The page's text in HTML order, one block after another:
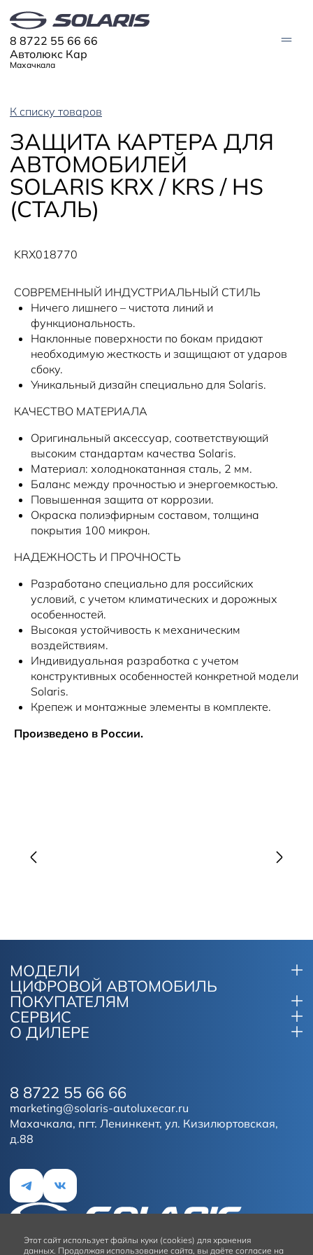
Автолюкс Кар
Махачкала
8 8722 55 66 66
МОДЕЛИ
Solaris HC
Solaris KRX
Solaris KRS
Solaris HS
ЦИФРОВОЙ АВТОМОБИЛЬ
Solaris Страхование
Плати частями
Гарантия
Руководства
Помощь на дорогах
Контакты
Информация о дилере
Новости
К списку товаров
ЗАЩИТА КАРТЕРА ДЛЯ
АВТОМОБИЛЕЙ
SOLARIS KRX / KRS / HS
(СТАЛЬ)
KRX018770
СОВРЕМЕННЫЙ ИНДУСТРИАЛЬНЫЙ СТИЛЬ
Ничего лишнего – чистота линий и
функциональность.
Наклонные поверхности по бокам придают
необходимую жесткость и защищают от ударов
сбоку.
Уникальный дизайн специально для Solaris.
КАЧЕСТВО МАТЕРИАЛА
Оригинальный аксессуар, соответствующий
высоким стандартам качества Solaris.
Материал: холоднокатанная сталь, 2 мм.
Баланс между прочностью и энергоемкостью.
Повышенная защита от коррозии.
Окраска полиэфирным составом, толщина
покрытия 100 микрон.
НАДЕЖНОСТЬ И ПРОЧНОСТЬ
Разработано специально для российских
условий, с учетом климатических и дорожных
особенностей.
Высокая устойчивость к механическим
воздействиям.
Индивидуальная разработка с учетом
конструктивных особенностей конкретной модели
Solaris.
Крепеж и монтажные элементы в комплекте.
Произведено в России.
МОДЕЛИ
ЦИФРОВОЙ АВТОМОБИЛЬ
ПОКУПАТЕЛЯМ
СЕРВИС
О ДИЛЕРЕ
Махачкала, пгт. Ленинкент, ул. Кизилюртовская,
д.88
8 8722 55 66 66
marketing@solaris-autoluxecar.ru
Этот сайт использует файлы куки (cookies) для хранения
данных. Продолжая использование сайта, вы даёте согласие на